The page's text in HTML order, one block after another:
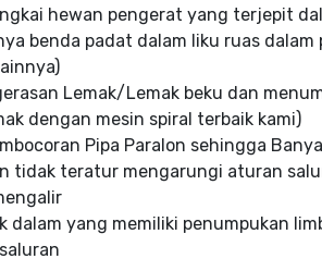
hewan pengerat yang terjepit
benda padat dalam liku ruas
Lemak/Lemak beku dan
dengan mesin spiral terbaik kami)
Pipa Paralon sehingga
tidak teratur mengarungi aturan
dalam yang memiliki penumpukan